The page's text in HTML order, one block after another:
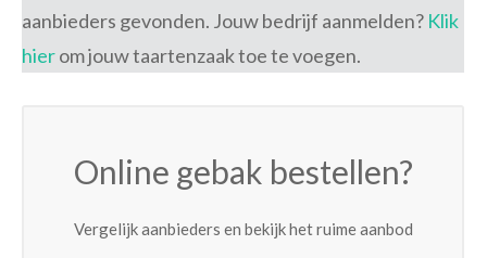
aanbieders gevonden. Jouw bedrijf aanmelden? Klik
hierom jouw taartenzaak toe te voegen.
Online gebak bestellen?
Vergelijk aanbieders en bekijk het ruime aanbod